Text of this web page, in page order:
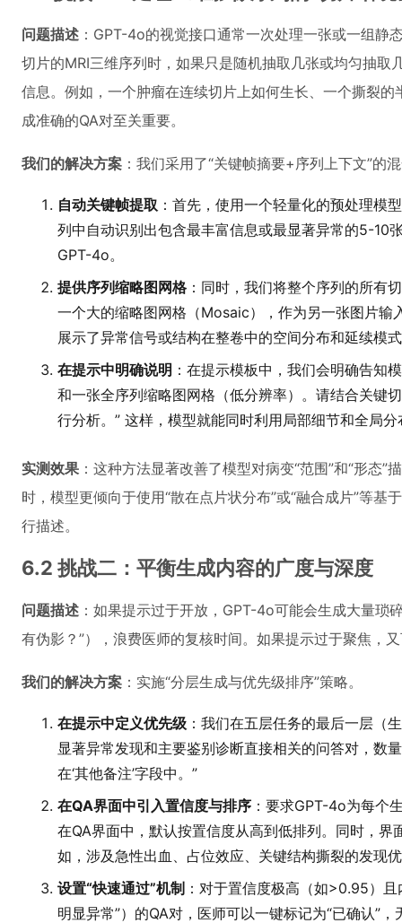
问题描述 ：GPT-4o的视觉接口通常一次处理一张或一组静
切片的MRI三维序列时，如果只是随机抽取几张或均匀抽取
信息。例如，一个肿瘤在连续切片上如何生长、一个撕裂
成准确的QA对至关重要。
我们的解决方案 ：我们采用了“关键帧摘要+序列上下文”的
自动关键帧提取 ：首先，使用一个轻量化的预处理模
列中自动识别出包含最丰富信息或最显著异常的5-10
GPT-4o。
提供序列缩略图网格：同时，我们将整个序列的所有
一个大的缩略图网格（Mosaic），作为另一张图片输
展示了异常信号或结构在整卷中的空间分布和延续模
在提示中明确说明 ：在提示模板中，我们会明确告知
和一张全序列缩略图网格（低分辨率）。请结合关键
行分析。” 这样，模型就能同时利用局部细节和全局分
实测效果 ：这种方法显著改善了模型对病变“范围”和“形态
时，模型更倾向于使用“散在点片状分布”或“融合成片”等基
行描述。
6.2 挑战二：平衡生成内容的广度与深度
问题描述 ：如果提示过于开放，GPT-4o可能会生成大量琐
有伪影？”），浪费医师的复核时间。如果提示过于聚焦，
我们的解决方案 ：实施“分层生成与优先级排序”策略。
在提示中定义优先级 ：我们在五层任务的最后一层（
显著异常发现和主要鉴别诊断直接相关的问答对，数
在‘其他备注’字段中。”
在QA界面中引入置信度与排序 ：要求GPT-4o为每个
在QA界面中，默认按置信度从高到低排列。同时，
如，涉及急性出血、占位效应、关键结构撕裂的发现
设置“快速通过”机制 ：对于置信度极高（如>0.95）
明显异常”）的QA对，医师可以一键标记为“已确认”